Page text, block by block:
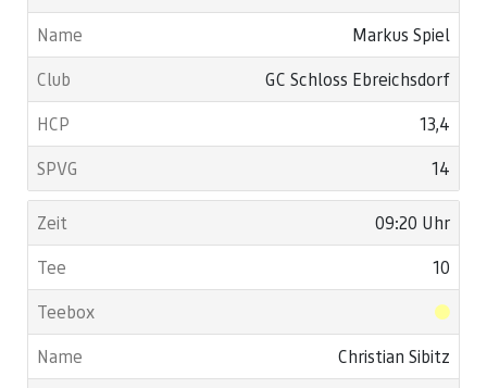
Markus Spiel
GC Schloss Ebreichsdorf
13,4
14
09:20 Uhr
10
Christian Sibitz